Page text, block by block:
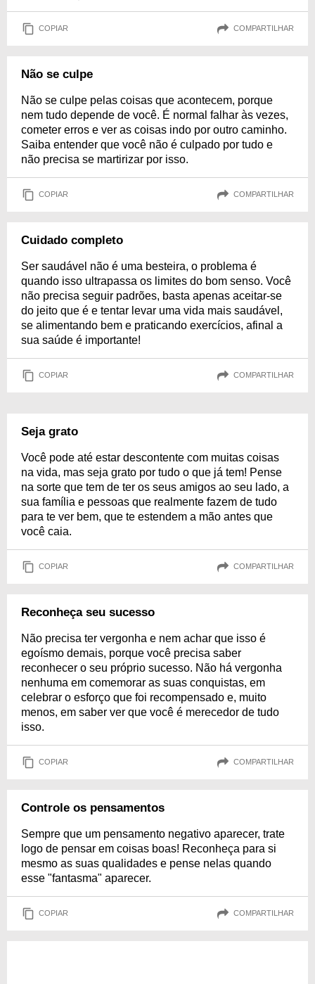
COPIAR COMPARTILHAR
Não se culpe
Não se culpe pelas coisas que acontecem, porque
nem tudo depende de você. É normal falhar às vezes,
cometer erros e ver as coisas indo por outro caminho.
Saiba entender que você não é culpado por tudo e
não precisa se martirizar por isso.
COPIAR COMPARTILHAR
Cuidado completo
Ser saudável não é uma besteira, o problema é
quando isso ultrapassa os limites do bom senso. Você
não precisa seguir padrões, basta apenas aceitar-se
do jeito que é e tentar levar uma vida mais saudável,
se alimentando bem e praticando exercícios, afinal a
sua saúde é importante!
COPIAR COMPARTILHAR
Seja grato
Você pode até estar descontente com muitas coisas
na vida, mas seja grato por tudo o que já tem! Pense
na sorte que tem de ter os seus amigos ao seu lado, a
sua família e pessoas que realmente fazem de tudo
para te ver bem, que te estendem a mão antes que
você caia.
COPIAR COMPARTILHAR
Reconheça seu sucesso
Não precisa ter vergonha e nem achar que isso é
egoísmo demais, porque você precisa saber
reconhecer o seu próprio sucesso. Não há vergonha
nenhuma em comemorar as suas conquistas, em
celebrar o esforço que foi recompensado e, muito
menos, em saber ver que você é merecedor de tudo
isso.
COPIAR COMPARTILHAR
Controle os pensamentos
Sempre que um pensamento negativo aparecer, trate
logo de pensar em coisas boas! Reconheça para si
mesmo as suas qualidades e pense nelas quando
esse "fantasma" aparecer.
COPIAR COMPARTILHAR